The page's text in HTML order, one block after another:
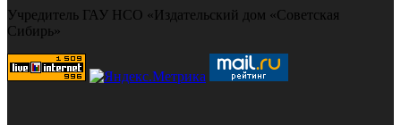
Учредитель ГАУ НСО «Издательский дом «Советская
Сибирь»